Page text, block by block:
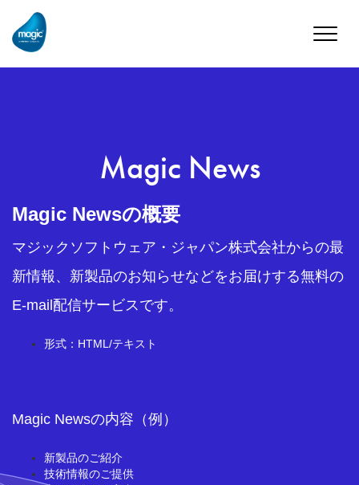
Toggle
Magic News
Magic Newsの概要
マジックソフトウェア・ジャパン株式会社からの最
新情報、新製品のお知らせなどをお届けする無料の
E-mail配信サービスです。
形式：HTML/テキスト
Magic Newsの内容（例）
新製品のご紹介
技術情報のご提供